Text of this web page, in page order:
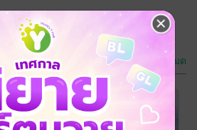
ดูทั้งหมด